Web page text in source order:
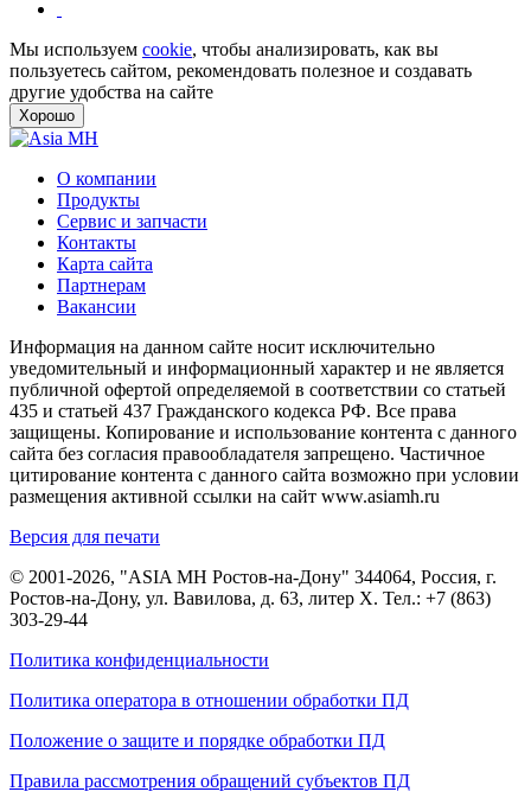
Мы используем cookie, чтобы анализировать, как вы
пользуетесь сайтом, рекомендовать полезное и создавать
другие удобства на сайте
Хорошо
О компании
Продукты
Сервис и запчасти
Контакты
Карта сайта
Партнерам
Вакансии
Информация на данном сайте носит исключительно
уведомительный и информационный характер и не является
публичной офертой определяемой в соответствии со статьей
435 и статьей 437 Гражданского кодекса РФ. Все права
защищены. Копирование и использование контента с данного
сайта без согласия правообладателя запрещено. Частичное
цитирование контента с данного сайта возможно при условии
размещения активной ссылки на сайт www.asiamh.ru
Версия для печати
© 2001-2026, "ASIA MH Ростов-на-Дону" 344064, Россия, г.
Ростов-на-Дону, ул. Вавилова, д. 63, литер Х. Тел.: +7 (863)
303-29-44
Политика конфиденциальности
Политика оператора в отношении обработки ПД
Положение о защите и порядке обработки ПД
Правила рассмотрения обращений субъектов ПД